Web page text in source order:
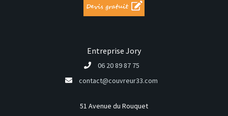
Entreprise Jory
06 20 89 87 75
contact@couvreur33.com
51 Avenue du Rouquet